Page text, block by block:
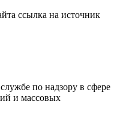
ссылка на источник
по надзору в сфере
и массовых